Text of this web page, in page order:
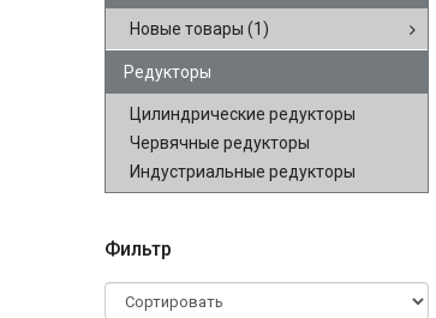
Новые товары (1)
Редукторы
Цилиндрические редукторы
Червячные редукторы
Индустриальные редукторы
Фильтр